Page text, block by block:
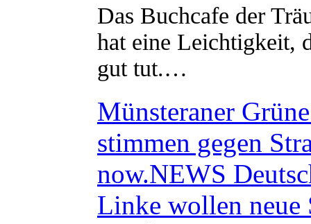
Das Buchcafe der
hat eine Leichtigkeit,
gut tut.…
Münsteraner
stimmen gegen
now.NEWS
Linke wollen neue